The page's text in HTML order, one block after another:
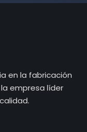
en la fabricación
empresa líder